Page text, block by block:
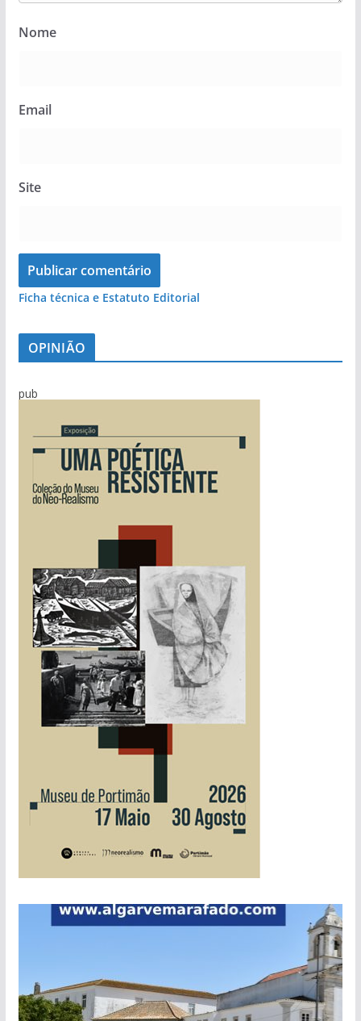
Nome
Email
Site
Ficha técnica e Estatuto Editorial
OPINIÃO
pub